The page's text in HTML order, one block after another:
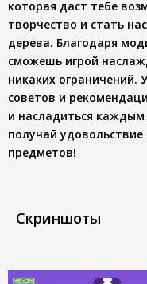
которая даст тебе
творчество и стать
дерева. Благодаря
сможешь игрой
никаких
советов и
и насладиться
получай
предметов!
Скриншоты